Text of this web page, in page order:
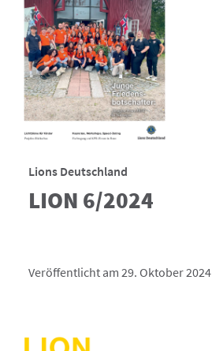
Lions Deutschland
LION 6/2024
Veröffentlicht am 29. Oktober 2024